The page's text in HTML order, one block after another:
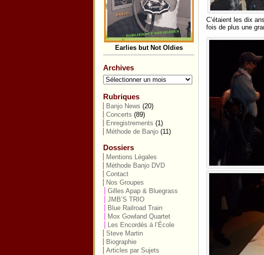
Earlies but Not Oldies
Archives
Archives
Rubriques
Banjo News (20)
Concerts (89)
Enregistrements (1)
Méthode de Banjo (11)
Dossiers
Mentions Légales
Méthode Banjo DVD
Contact
Nos Groupes
Gilles Apap & Bluegrass
JMB’S TRIO
Blue Railroad Train
Mox Gowland Quartet
Les Encordés à l’École
Steve Martin
Biographie
Articles par Sujets
C’étaient les dix
fois de plus une